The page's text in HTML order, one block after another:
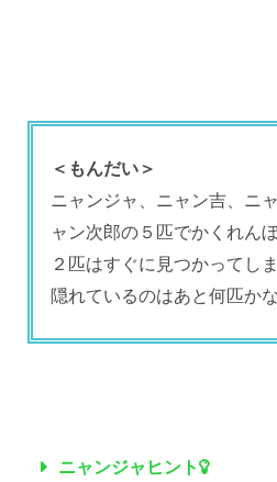
＜もんだい＞
ニャンジャ、ニャン吉、ニ
ャン次郎の５匹でかくれんぼ
２匹はすぐに見つかってし
隠れているのはあと何匹か
ニャンジャヒント